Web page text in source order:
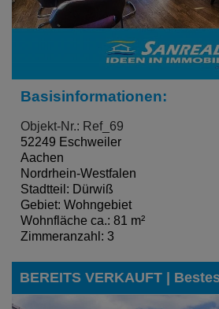
Basisinformationen:
Objekt-Nr.: Ref_69
52249 Eschweiler
Aachen
Nordrhein-Westfalen
Stadtteil: Dürwiß
Gebiet: Wohngebiet
Wohnfläche ca.: 81 m²
Zimmeranzahl: 3